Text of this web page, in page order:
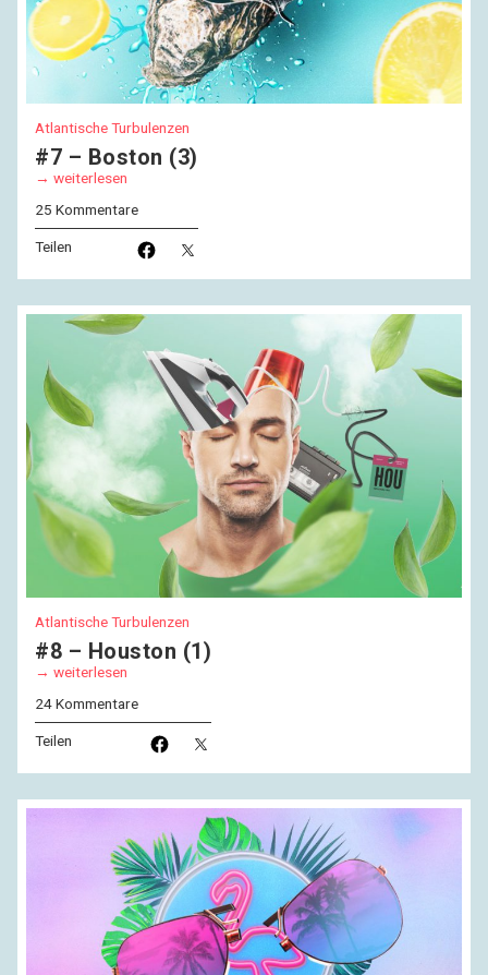
Atlantische Turbulenzen
#7 – Boston (3)
weiterlesen
25 Kommentare
Teilen
Atlantische Turbulenzen
#8 – Houston (1)
weiterlesen
24 Kommentare
Teilen